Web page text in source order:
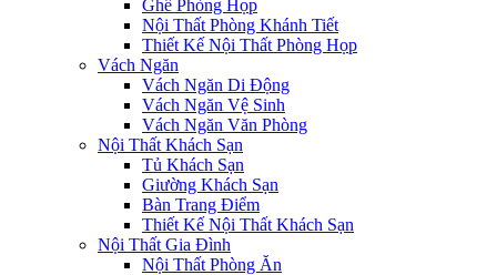
Ghế Phòng Họp
Nội Thất Phòng Khánh Tiết
Thiết Kế Nội Thất Phòng Họp
Vách Ngăn
Vách Ngăn Di Động
Vách Ngăn Vệ Sinh
Vách Ngăn Văn Phòng
Nội Thất Khách Sạn
Tủ Khách Sạn
Giường Khách Sạn
Bàn Trang Điểm
Thiết Kế Nội Thất Khách Sạn
Nội Thất Gia Đình
Nội Thất Phòng Ăn